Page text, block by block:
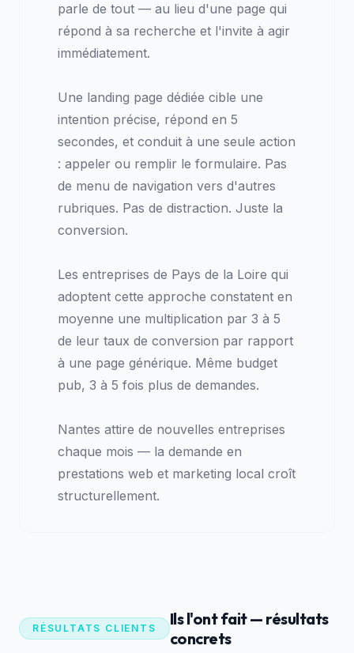
parle de tout — au lieu d'une page qui
répond à sa recherche et l'invite à agir
immédiatement.
Une landing page dédiée cible une
intention précise, répond en 5
secondes, et conduit à une seule action
: appeler ou remplir le formulaire. Pas
de menu de navigation vers d'autres
rubriques. Pas de distraction. Juste la
conversion.
Les entreprises de Pays de la Loire qui
adoptent cette approche constatent en
moyenne une multiplication par 3 à 5
de leur taux de conversion par rapport
à une page générique. Même budget
pub, 3 à 5 fois plus de demandes.
Nantes attire de nouvelles entreprises
chaque mois — la demande en
prestations web et marketing local croît
structurellement.
RÉSULTATS CLIENTS
Ils l'ont fait — résultats
concrets